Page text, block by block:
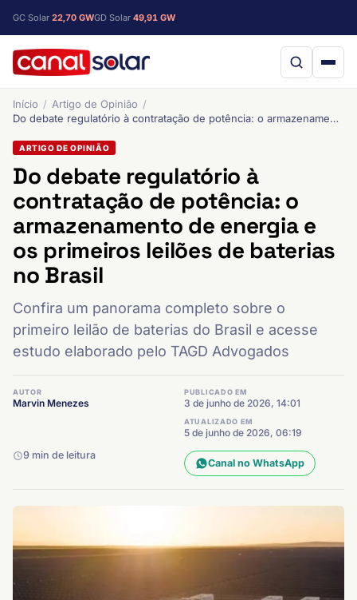
GC Solar 22,70 GWGD Solar 49,91 GW
Início
Artigo de Opinião
Do debate regulatório à contratação de potência: o armazenamento de energia e os primeiros leilões de baterias no Brasil
ARTIGO DE OPINIÃO
Do debate regulatório à
contratação de potência: o
armazenamento de energia e
os primeiros leilões de baterias
no Brasil
Confira um panorama completo sobre o
primeiro leilão de baterias do Brasil e acesse
estudo elaborado pelo TAGD Advogados
AUTOR
Marvin Menezes
PUBLICADO EM
3 de junho de 2026, 14:01
ATUALIZADO EM
5 de junho de 2026, 06:19
9 min de leitura
Canal no WhatsApp